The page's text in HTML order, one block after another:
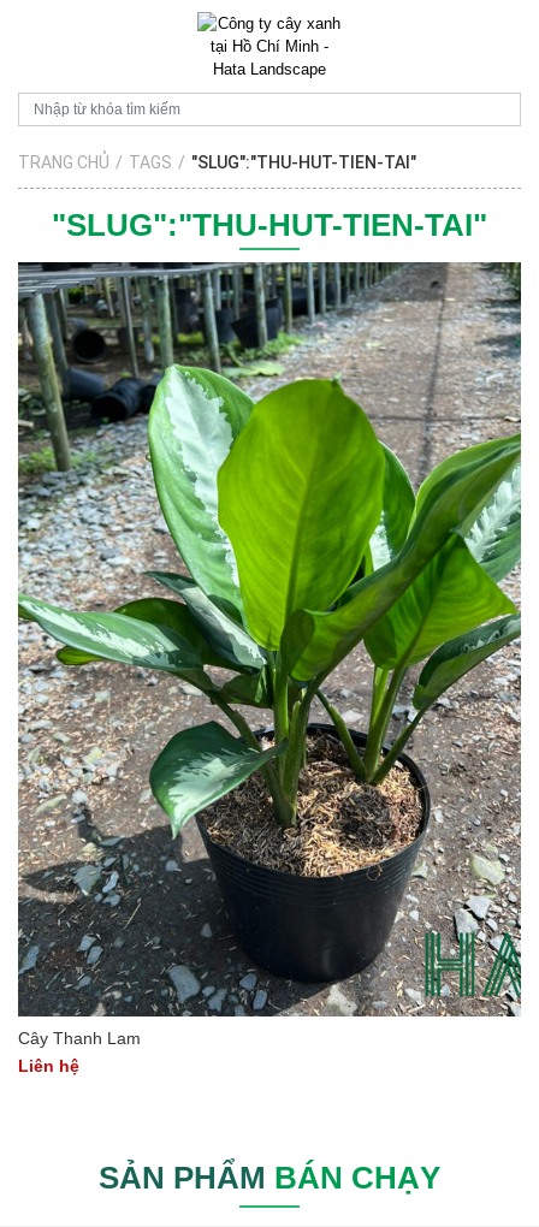
TRANG CHỦ / TAGS / "SLUG":"THU-HUT-TIEN-TAI"
"SLUG":"THU-HUT-TIEN-TAI"
Cây Thanh Lam
Liên hệ
SẢN PHẨM BÁN CHẠY